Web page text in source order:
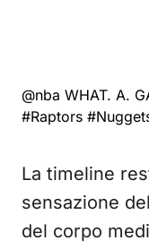
@nba WHAT. A.
#Raptors
La timeline
sensazione
del corpo